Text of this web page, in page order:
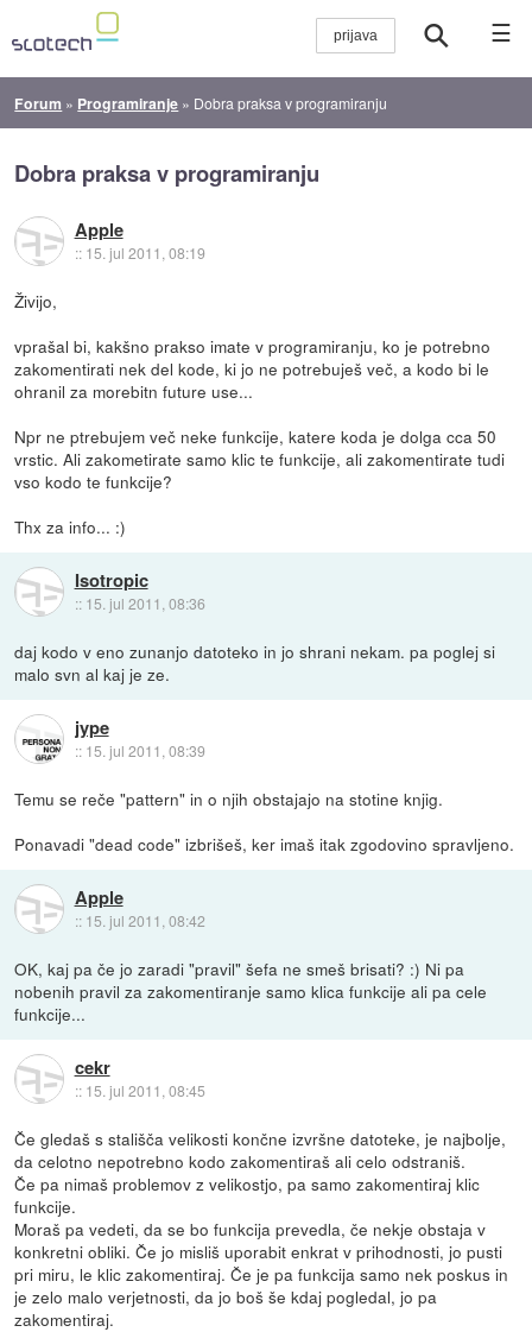
☰
Forum » Programiranje » Dobra praksa v programiranju
Dobra praksa v programiranju
Apple
:: 15. jul 2011, 08:19
Živijo,
vprašal bi, kakšno prakso imate v programiranju, ko je potrebno
zakomentirati nek del kode, ki jo ne potrebuješ več, a kodo bi le
ohranil za morebitn future use...
Npr ne ptrebujem več neke funkcije, katere koda je dolga cca 50
vrstic. Ali zakometirate samo klic te funkcije, ali zakomentirate tudi
vso kodo te funkcije?
Thx za info... :)
Isotropic
:: 15. jul 2011, 08:36
daj kodo v eno zunanjo datoteko in jo shrani nekam. pa poglej si
malo svn al kaj je ze.
jype
:: 15. jul 2011, 08:39
Temu se reče "pattern" in o njih obstajajo na stotine knjig.
Ponavadi "dead code" izbrišeš, ker imaš itak zgodovino spravljeno.
Apple
:: 15. jul 2011, 08:42
OK, kaj pa če jo zaradi "pravil" šefa ne smeš brisati? :) Ni pa
nobenih pravil za zakomentiranje samo klica funkcije ali pa cele
funkcije...
cekr
:: 15. jul 2011, 08:45
Če gledaš s stališča velikosti končne izvršne datoteke, je najbolje,
da celotno nepotrebno kodo zakomentiraš ali celo odstraniš.
Če pa nimaš problemov z velikostjo, pa samo zakomentiraj klic
funkcije.
Moraš pa vedeti, da se bo funkcija prevedla, če nekje obstaja v
konkretni obliki. Če jo misliš uporabit enkrat v prihodnosti, jo pusti
pri miru, le klic zakomentiraj. Če je pa funkcija samo nek poskus in
je zelo malo verjetnosti, da jo boš še kdaj pogledal, jo pa
zakomentiraj.